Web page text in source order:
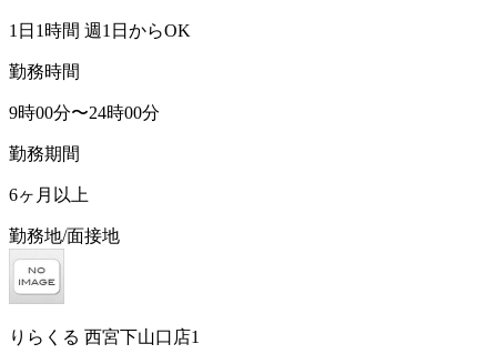
1日1時間 週1日からOK
勤務時間
9時00分〜24時00分
勤務期間
6ヶ月以上
勤務地/面接地
りらくる 西宮下山口店1